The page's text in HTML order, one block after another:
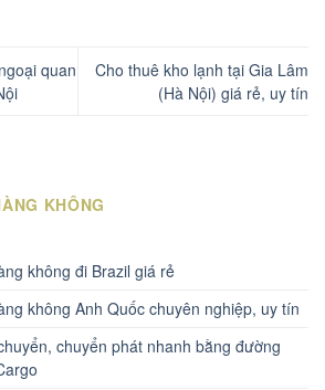
quan
Cho thuê kho lạnh tại Gia Lâm
(Hà Nội) giá rẻ, uy tín
KHÔNG
không đi Brazil giá rẻ
không Anh Quốc chuyên nghiệp, uy tín
chuyển phát nhanh bằng đường